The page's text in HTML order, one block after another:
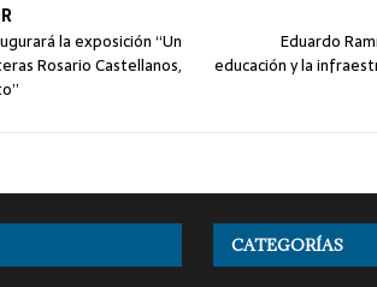
la exposición “Un
Rosario Castellanos,
Eduardo
educación y la
CATEGORÍAS